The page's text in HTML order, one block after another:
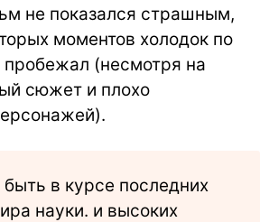
не показался страшным,
моментов холодок по
пробежал (несмотря на
сюжет и плохо
быть в курсе последних
науки. и высоких